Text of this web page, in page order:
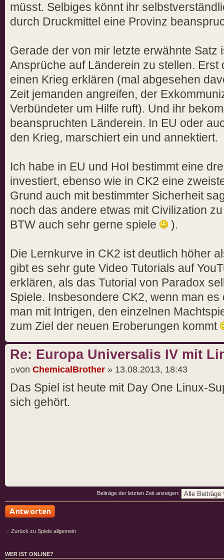
müsst. Selbiges könnt ihr
durch Druckmittel eine Provinz
Gerade der von mir letzte erwähnte Satz
Ansprüche auf Länderein zu stellen. Erst
einen Krieg erklären (mal abgesehen
Zeit jemanden angreifen, der
Verbündeter um Hilfe ruft). Und ihr
beanspruchten Länderein. In EU oder
den Krieg, marschiert ein und annektiert.
Ich habe in EU und HoI bestimmt eine
investiert, ebenso wie in CK2 eine
Grund auch mit bestimmter Sicherheit
noch das andere etwas mit Civilization
BTW auch sehr gerne spiele
).
Die Lernkurve in CK2 ist deutlich höher
gibt es sehr gute Video Tutorials auf
erklären, als das Tutorial von Paradox
Spiele. Insbesondere CK2, wenn man
man mit Intrigen, den einzelnen
zum Ziel der neuen Eroberungen kommt
Re: Europa Universalis IV mit
von ChemicalBrother » 13.08.2013, 18:43
Das Spiel ist heute mit Day One Linux-
sich gehört.
Beiträge der letzten Zeit anzeigen:
Zurück zu Spiele allgemein
WER IST ONLINE?